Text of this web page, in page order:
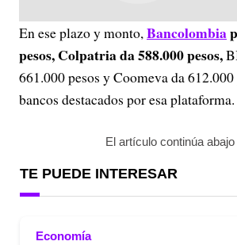
En ese plazo y monto,Bancolombia
pesos, Colpatria da 588.000 pesos,
661.000 pesos y Coomeva da
bancos destacados por esa plataforma.
El artículo continúa abajo
TE PUEDE INTERESAR
Economía